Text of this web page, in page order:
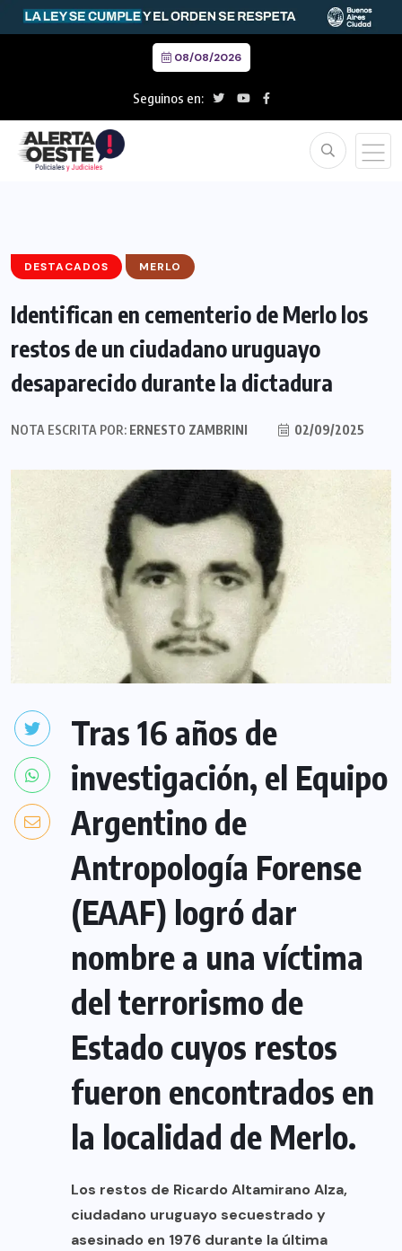
08/08/2026
Seguinos en:
DESTACADOS MERLO
Identifican en cementerio de Merlo los
restos de un ciudadano uruguayo
desaparecido durante la dictadura
NOTA ESCRITA POR: ERNESTO ZAMBRINI 02/09/2025
Tras 16 años de
investigación, el Equipo
Argentino de
Antropología Forense
(EAAF) logró dar
nombre a una víctima
del terrorismo de
Estado cuyos restos
fueron encontrados en
la localidad de Merlo.
Los restos de Ricardo Altamirano Alza,
ciudadano uruguayo secuestrado y
asesinado en 1976 durante la última